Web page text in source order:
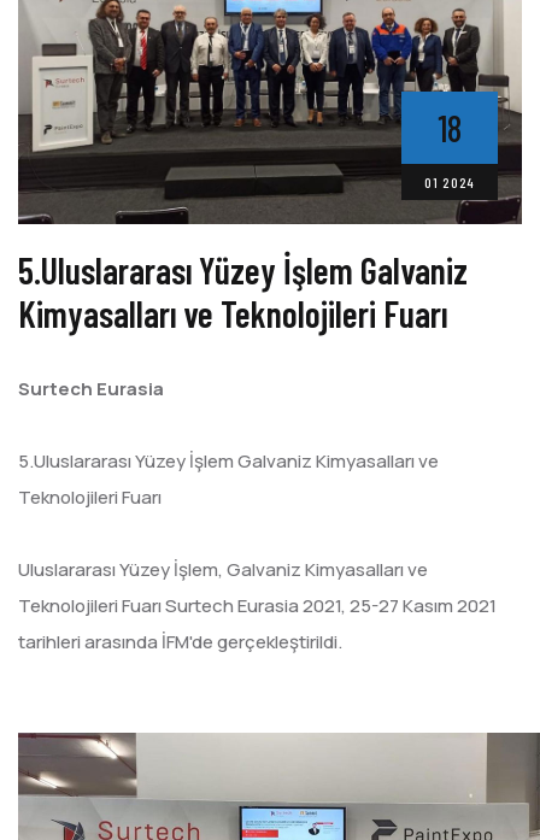
18
01 2024
5.Uluslararası Yüzey İşlem Galvaniz
Kimyasalları ve Teknolojileri Fuarı
Surtech Eurasia
5.Uluslararası Yüzey İşlem Galvaniz Kimyasalları ve
Teknolojileri Fuarı
Uluslararası Yüzey İşlem, Galvaniz Kimyasalları ve
Teknolojileri Fuarı Surtech Eurasia 2021, 25-27 Kasım 2021
tarihleri arasında İFM'de gerçekleştirildi.